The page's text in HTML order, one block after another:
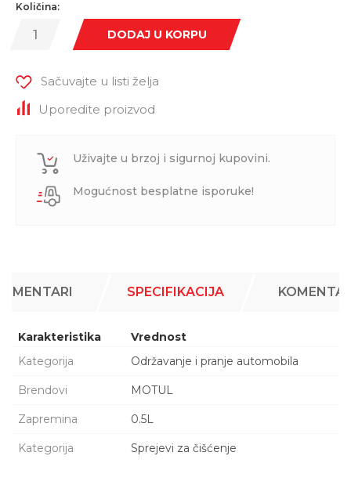
Količina:
DODAJ U KORPU
Sačuvajte u listi želja
Uporedite proizvod
Uživajte u brzoj i sigurnoj kupovini.
Mogućnost besplatne isporuke!
SPECIFIKACIJA
Karakteristika
Vrednost
Kategorija
Održavanje i pranje automobila
Brendovi MOTUL
Zapremina 0.5L
Kategorija Sprejevi za čišćenje